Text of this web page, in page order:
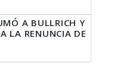
A BULLRICH Y
LA RENUNCIA DE